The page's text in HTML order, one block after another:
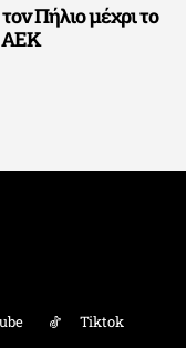
Πήλιο μέχρι το
ΑΕΚ
Tiktok